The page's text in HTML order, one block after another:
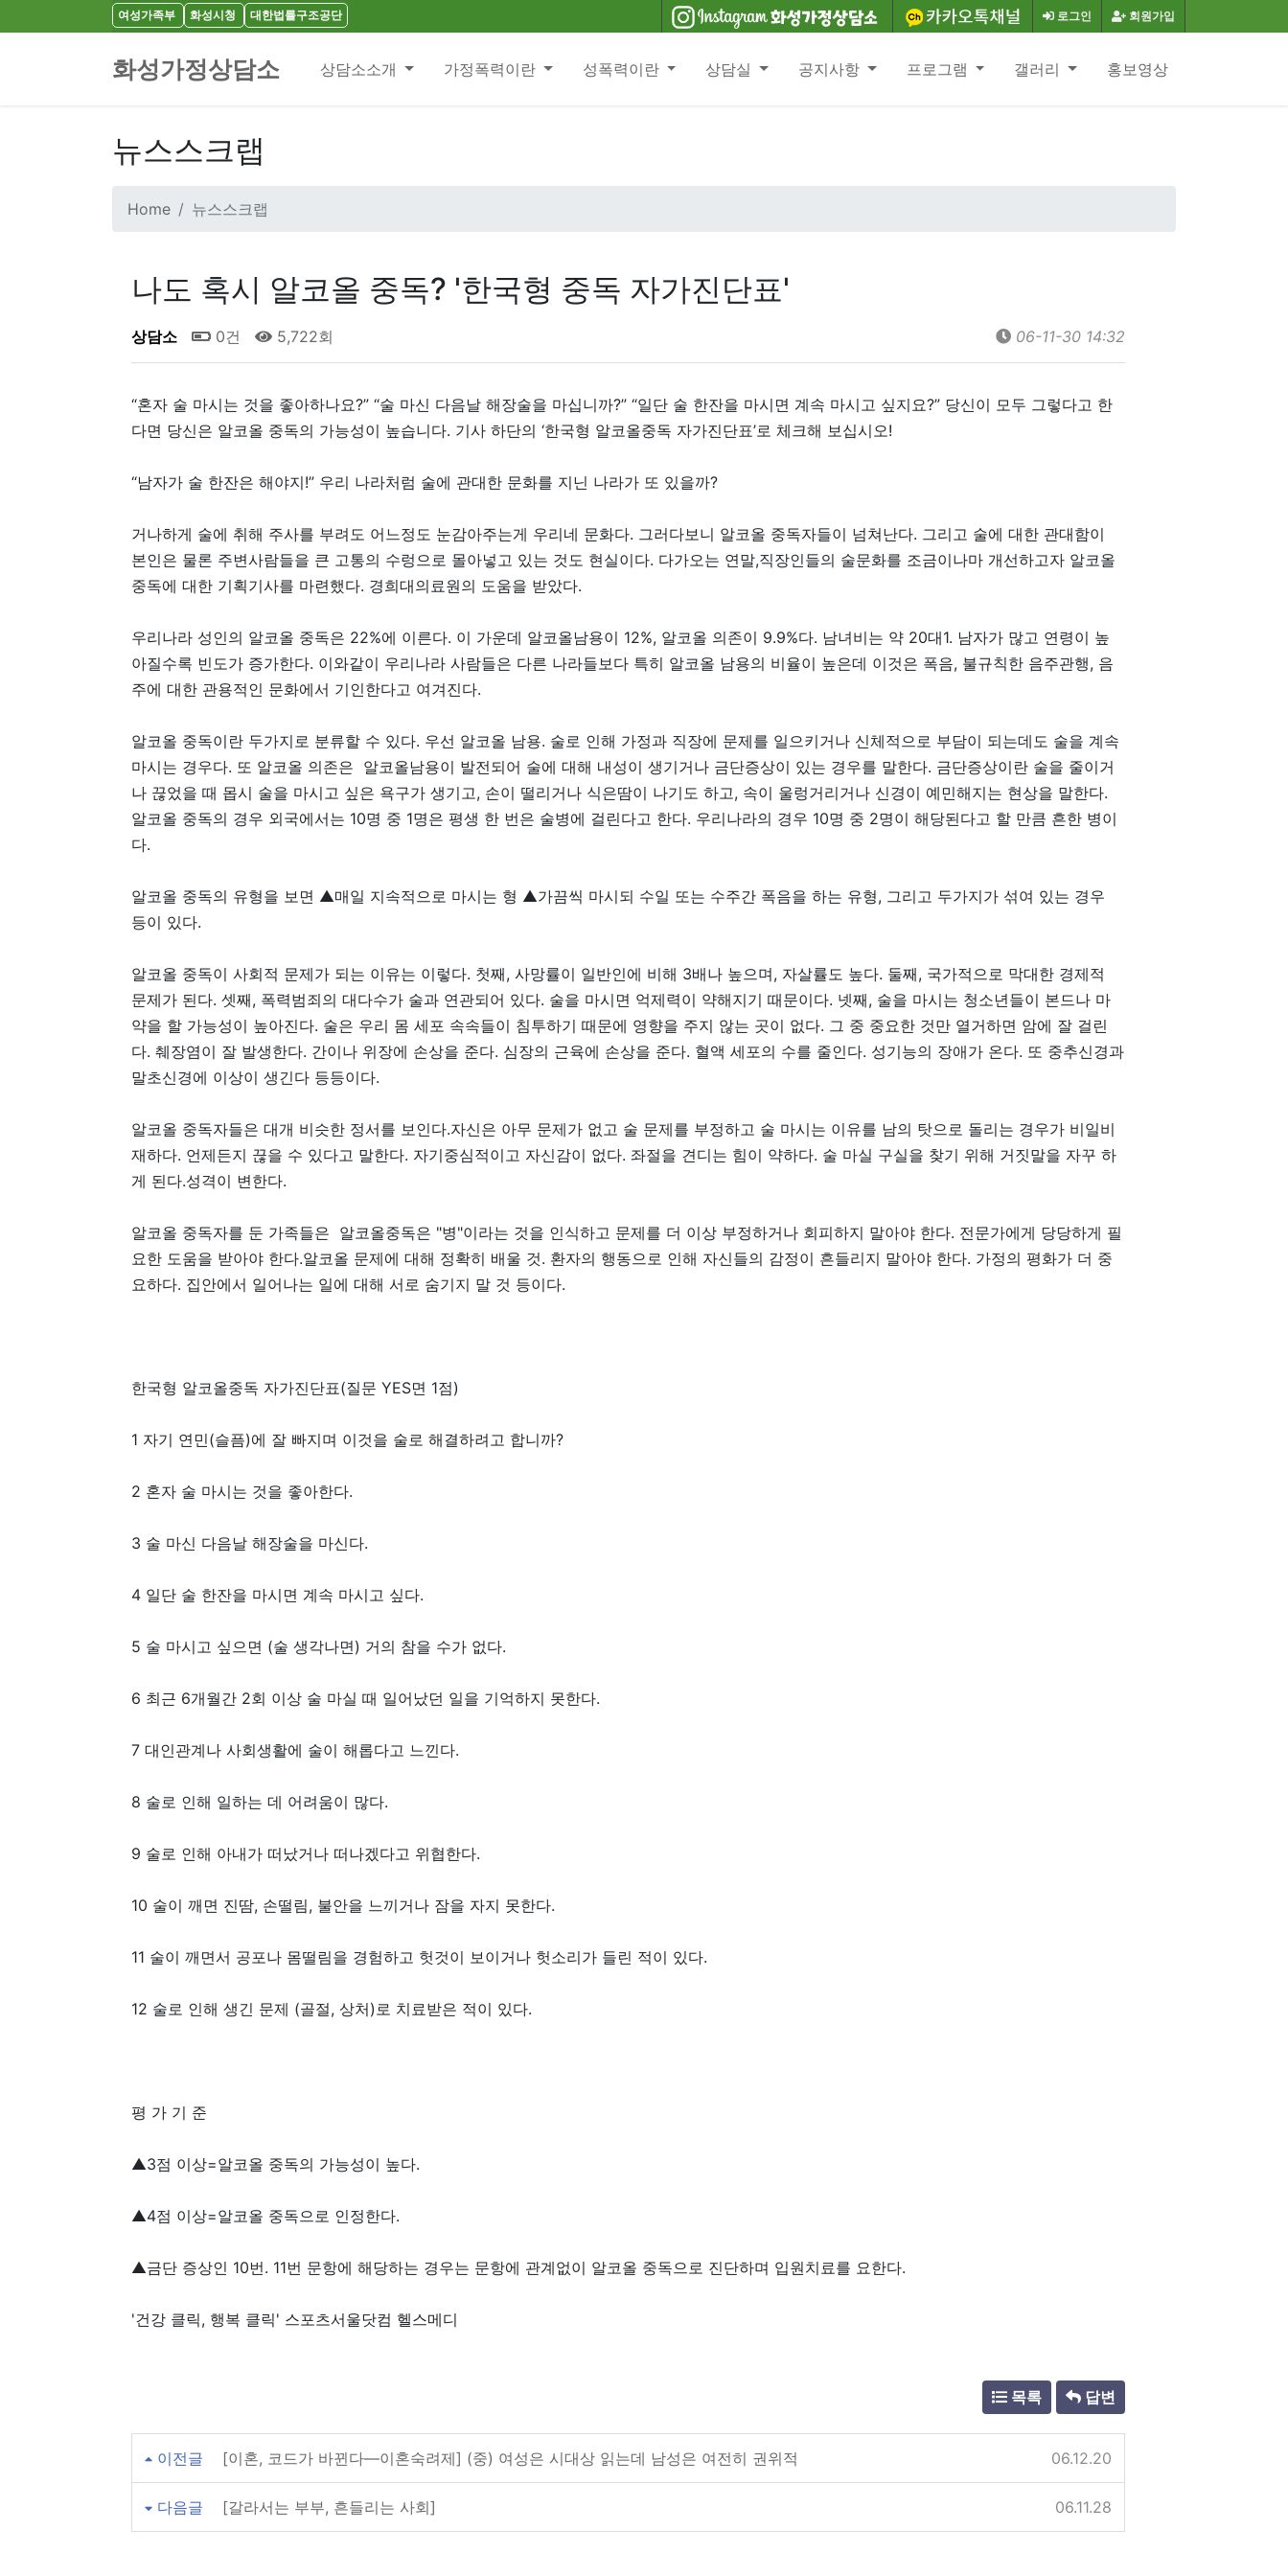
여성가족부 화성시청 대한법률구조공단 회원가입
로그인
화성가정상담소 상담소소개 가정폭력이란 성폭력이란 상담실 공지사항 프로그램 갤러리 홍보영상
뉴스스크랩
Home 뉴스스크랩
나도 혹시 알코올 중독? '한국형 중독 자가진단표'
상담소 0건 5,722회 06-11-30 14:32
“혼자 술 마시는 것을 좋아하나요?” “술 마신 다음날 해장술을 마십니까?” “일단 술 한잔을 마시면 계속 마시고 싶지요?” 당신이 모두 그렇다고 한
다면 당신은 알코올 중독의 가능성이 높습니다. 기사 하단의 ‘한국형 알코올중독 자가진단표’로 체크해 보십시오!
“남자가 술 한잔은 해야지!” 우리 나라처럼 술에 관대한 문화를 지닌 나라가 또 있을까?
거나하게 술에 취해 주사를 부려도 어느정도 눈감아주는게 우리네 문화다. 그러다보니 알코올 중독자들이 넘쳐난다. 그리고 술에 대한 관대함이
본인은 물론 주변사람들을 큰 고통의 수렁으로 몰아넣고 있는 것도 현실이다. 다가오는 연말,직장인들의 술문화를 조금이나마 개선하고자 알코올
중독에 대한 기획기사를 마련했다. 경희대의료원의 도움을 받았다.
우리나라 성인의 알코올 중독은 22%에 이른다. 이 가운데 알코올남용이 12%, 알코올 의존이 9.9%다. 남녀비는 약 20대1. 남자가 많고 연령이 높
아질수록 빈도가 증가한다. 이와같이 우리나라 사람들은 다른 나라들보다 특히 알코올 남용의 비율이 높은데 이것은 폭음, 불규칙한 음주관행, 음
주에 대한 관용적인 문화에서 기인한다고 여겨진다.
알코올 중독이란 두가지로 분류할 수 있다. 우선 알코올 남용. 술로 인해 가정과 직장에 문제를 일으키거나 신체적으로 부담이 되는데도 술을 계속
마시는 경우다. 또 알코올 의존은 알코올남용이 발전되어 술에 대해 내성이 생기거나 금단증상이 있는 경우를 말한다. 금단증상이란 술을 줄이거
나 끊었을 때 몹시 술을 마시고 싶은 욕구가 생기고, 손이 떨리거나 식은땀이 나기도 하고, 속이 울렁거리거나 신경이 예민해지는 현상을 말한다.
알코올 중독의 경우 외국에서는 10명 중 1명은 평생 한 번은 술병에 걸린다고 한다. 우리나라의 경우 10명 중 2명이 해당된다고 할 만큼 흔한 병이
다.
알코올 중독의 유형을 보면 ▲매일 지속적으로 마시는 형 ▲가끔씩 마시되 수일 또는 수주간 폭음을 하는 유형, 그리고 두가지가 섞여 있는 경우
등이 있다.
알코올 중독이 사회적 문제가 되는 이유는 이렇다. 첫째, 사망률이 일반인에 비해 3배나 높으며, 자살률도 높다. 둘째, 국가적으로 막대한 경제적
문제가 된다. 셋째, 폭력범죄의 대다수가 술과 연관되어 있다. 술을 마시면 억제력이 약해지기 때문이다. 넷째, 술을 마시는 청소년들이 본드나 마
약을 할 가능성이 높아진다. 술은 우리 몸 세포 속속들이 침투하기 때문에 영향을 주지 않는 곳이 없다. 그 중 중요한 것만 열거하면 암에 잘 걸린
다. 췌장염이 잘 발생한다. 간이나 위장에 손상을 준다. 심장의 근육에 손상을 준다. 혈액 세포의 수를 줄인다. 성기능의 장애가 온다. 또 중추신경과
말초신경에 이상이 생긴다 등등이다.
알코올 중독자들은 대개 비슷한 정서를 보인다.자신은 아무 문제가 없고 술 문제를 부정하고 술 마시는 이유를 남의 탓으로 돌리는 경우가 비일비
재하다. 언제든지 끊을 수 있다고 말한다. 자기중심적이고 자신감이 없다. 좌절을 견디는 힘이 약하다. 술 마실 구실을 찾기 위해 거짓말을 자꾸 하
게 된다.성격이 변한다.
알코올 중독자를 둔 가족들은 알코올중독은 "병"이라는 것을 인식하고 문제를 더 이상 부정하거나 회피하지 말아야 한다. 전문가에게 당당하게 필
요한 도움을 받아야 한다.알코올 문제에 대해 정확히 배울 것. 환자의 행동으로 인해 자신들의 감정이 흔들리지 말아야 한다. 가정의 평화가 더 중
요하다. 집안에서 일어나는 일에 대해 서로 숨기지 말 것 등이다.
한국형 알코올중독 자가진단표(질문 YES면 1점)
1 자기 연민(슬픔)에 잘 빠지며 이것을 술로 해결하려고 합니까?
2 혼자 술 마시는 것을 좋아한다.
3 술 마신 다음날 해장술을 마신다.
4 일단 술 한잔을 마시면 계속 마시고 싶다.
5 술 마시고 싶으면 (술 생각나면) 거의 참을 수가 없다.
6 최근 6개월간 2회 이상 술 마실 때 일어났던 일을 기억하지 못한다.
7 대인관계나 사회생활에 술이 해롭다고 느낀다.
8 술로 인해 일하는 데 어려움이 많다.
9 술로 인해 아내가 떠났거나 떠나겠다고 위협한다.
10 술이 깨면 진땀, 손떨림, 불안을 느끼거나 잠을 자지 못한다.
11 술이 깨면서 공포나 몸떨림을 경험하고 헛것이 보이거나 헛소리가 들린 적이 있다.
12 술로 인해 생긴 문제 (골절, 상처)로 치료받은 적이 있다.
평 가 기 준
▲3점 이상=알코올 중독의 가능성이 높다.
▲4점 이상=알코올 중독으로 인정한다.
▲금단 증상인 10번. 11번 문항에 해당하는 경우는 문항에 관계없이 알코올 중독으로 진단하며 입원치료를 요한다.
'건강 클릭, 행복 클릭' 스포츠서울닷컴 헬스메디
목록 답변
이전글 [이혼, 코드가 바뀐다―이혼숙려제] (중) 여성은 시대상 읽는데 남성은 여전히 권위적 06.12.20
다음글 [갈라서는 부부, 흔들리는 사회] 06.11.28